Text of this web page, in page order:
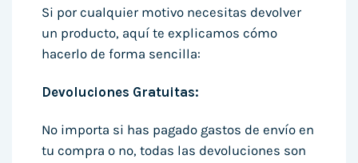
Si por cualquier motivo necesitas devolver
un producto, aquí te explicamos cómo
hacerlo de forma sencilla:
Devoluciones Gratuitas:
No importa si has pagado gastos de envío en
tu compra o no, todas las devoluciones son